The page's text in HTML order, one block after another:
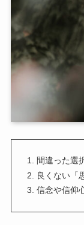
間違った選
良くない「
信念や信仰